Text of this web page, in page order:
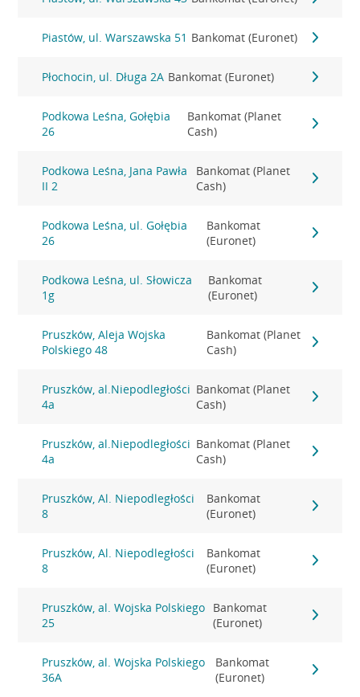
Piastów, ul. Warszawska 51 Bankomat (Euronet)
Płochocin, ul. Długa 2A Bankomat (Euronet)
Podkowa Leśna, Gołębia
26
Bankomat (Planet
Cash)
Podkowa Leśna, Jana Pawła
II 2
Bankomat (Planet
Cash)
Podkowa Leśna, ul. Gołębia
26
Bankomat
(Euronet)
Podkowa Leśna, ul. Słowicza
1g
Bankomat
(Euronet)
Pruszków, Aleja Wojska
Polskiego 48
Bankomat (Planet
Cash)
Pruszków, al.Niepodległości
4a
Bankomat (Planet
Cash)
Pruszków, al.Niepodległości
4a
Bankomat (Planet
Cash)
Pruszków, Al. Niepodległości
8
Bankomat
(Euronet)
Pruszków, Al. Niepodległości
8
Bankomat
(Euronet)
Pruszków, al. Wojska Polskiego
25
Bankomat
(Euronet)
Pruszków, al. Wojska Polskiego
36A
Bankomat
(Euronet)